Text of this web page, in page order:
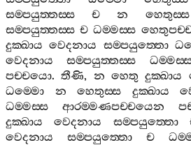
සම‍්පයුත‍්තස‍්ස
ච න හෙතුස‍්ස
සම‍්පයුත‍්තස‍්ස ච ධම‍්මස‍්ස
දුක‍්ඛාය වෙදනාය සම‍්පයුත‍්තො
වෙදනාය
සම‍්පයුත‍්තස‍්ස
පච‍්චයො.තීණි, න හෙතු දුක‍්ඛාය
ධම‍්මො
න හෙතුස‍්ස දුක‍්ඛාය
ධම‍්මස‍්ස
ආරම‍්මණපච‍්චයෙන
දුක‍්ඛාය
වෙදනාය සම‍්පයුත‍්තො
වෙදනාය
සම‍්පයුත‍්තො ච